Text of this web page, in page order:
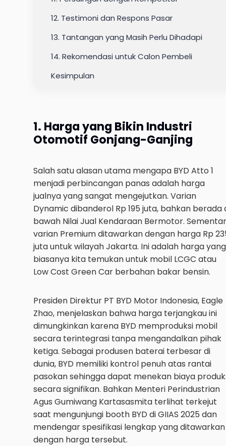
12. Testimoni dan Respons Pasar
13. Tantangan yang Masih Perlu Dihadapi
14. Rekomendasi untuk Calon Pembeli
Kesimpulan
1. Harga yang Bikin Industri
Otomotif Gonjang-Ganjing
Salah satu alasan utama mengapa BYD Atto 1
menjadi perbincangan panas adalah harga
jualnya yang sangat mengejutkan. Varian
Dynamic dibanderol Rp 195 juta, bahkan berada
bawah Nilai Jual Kendaraan Bermotor.
varian Premium ditawarkan dengan harga Rp
juta untuk wilayah Jakarta. Ini adalah harga yang
biasanya kita temukan untuk mobil LCGC atau
Low Cost Green Car berbahan bakar bensin.
Presiden Direktur PT BYD Motor Indonesia, Eagle
Zhao, menjelaskan bahwa harga terjangkau ini
dimungkinkan karena BYD memproduksi mobil
secara terintegrasi tanpa mengandalkan pihak
ketiga. Sebagai produsen baterai terbesar di
dunia, BYD memiliki kontrol penuh atas rantai
pasokan sehingga dapat menekan biaya
secara signifikan. Bahkan Menteri Perindustrian
Agus Gumiwang Kartasasmita terlihat terkejut
saat mengunjungi booth BYD di GIIAS 2025 dan
mendengar spesifikasi lengkap yang ditawarkan
dengan harga tersebut.